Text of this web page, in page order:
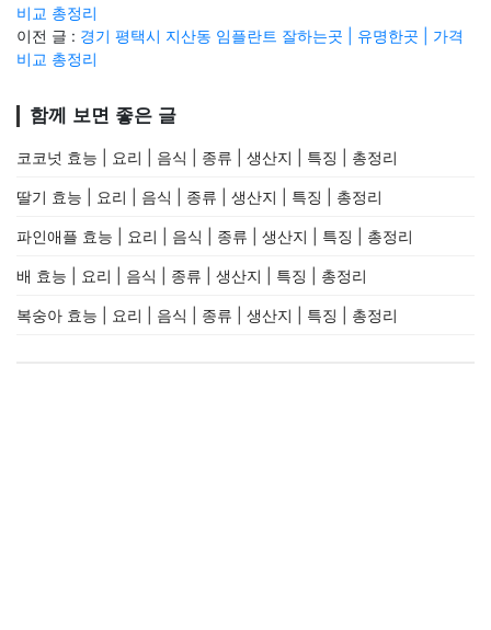
비교 총정리
이전 글 : 경기 평택시 지산동 임플란트 잘하는곳 | 유명한곳 | 가격
비교 총정리
함께 보면 좋은 글
코코넛 효능 | 요리 | 음식 | 종류 | 생산지 | 특징 | 총정리
딸기 효능 | 요리 | 음식 | 종류 | 생산지 | 특징 | 총정리
파인애플 효능 | 요리 | 음식 | 종류 | 생산지 | 특징 | 총정리
배 효능 | 요리 | 음식 | 종류 | 생산지 | 특징 | 총정리
복숭아 효능 | 요리 | 음식 | 종류 | 생산지 | 특징 | 총정리